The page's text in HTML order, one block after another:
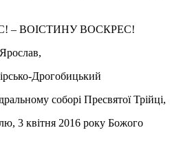
– ВОІСТИНУ ВОСКРЕС!
Дрогобицький
соборі Пресвятої Трійці,
3 квітня 2016 року Божого